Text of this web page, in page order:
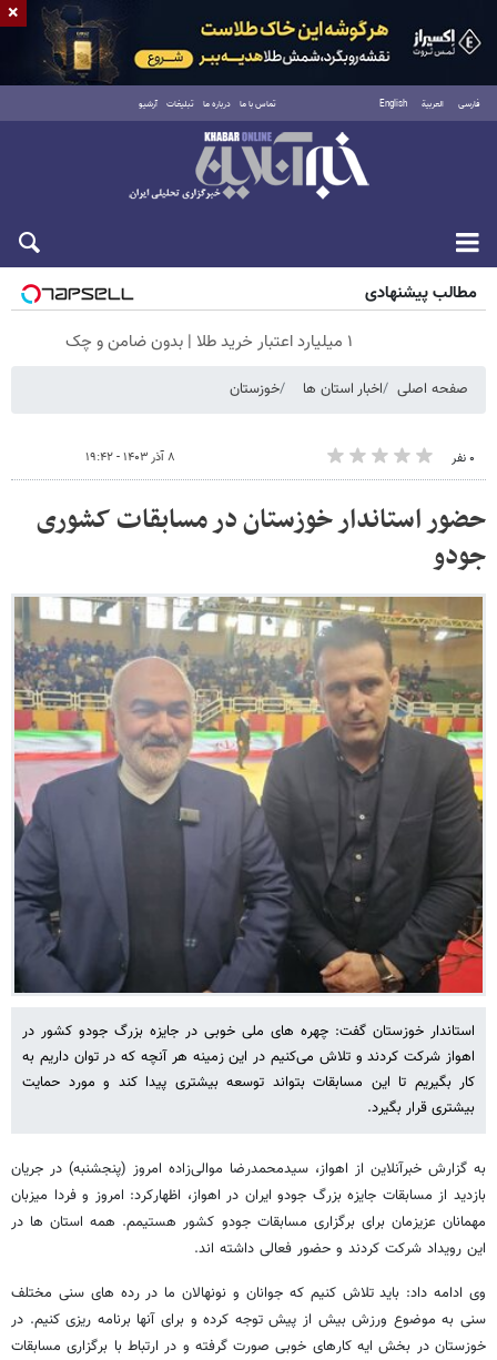
فارسی العربية English تماس با ما درباره ما تبلیغات آرشیو
جمعه ۱۶ مرداد ۱۴۰۵
مطالب پیشنهادی
۱ میلیارد اعتبار خرید طلا | بدون ضامن و چک
صفحه اصلی اخبار استان ها خوزستان
۰ نفر ۸ آذر ۱۴۰۳ - ۱۹:۴۲
حضور استاندار خوزستان در مسابقات کشوری
جودو
استاندار خوزستان گفت: چهره های ملی خوبی در جایزه بزرگ جودو کشور در
اهواز شرکت کردند و تلاش می‌کنیم در این زمینه هر آنچه که در توان داریم به
کار بگیریم تا این مسابقات بتواند توسعه بیشتری پیدا کند و مورد حمایت
بیشتری قرار بگیرد.
به گزارش خبرآنلاین از اهواز، سیدمحمدرضا موالی‌زاده امروز (پنجشنبه) در جریان
بازدید از مسابقات جایزه بزرگ جودو ایران در اهواز، اظهارکرد: امروز و فردا میزبان
مهمانان عزیزمان برای برگزاری مسابقات جودو کشور هستیمم. همه استان ها در
این رویداد شرکت کردند و حضور فعالی داشته اند.
وی ادامه داد: باید تلاش کنیم که جوانان و نونهالان ما در رده های سنی مختلف
سنی به موضوع ورزش بیش از پیش توجه کرده و برای آنها برنامه ریزی کنیم. در
خوزستان در بخش ایه کارهای خوبی صورت گرفته و در ارتباط با برگزاری مسابقات
×